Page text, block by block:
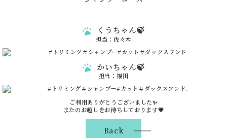
くうちゃん🍃
担当：佐々木
かいちゃん🍃
担当：福田
ご利用ありがとうございました✨
またのお越しをお待ちしております💗
Back